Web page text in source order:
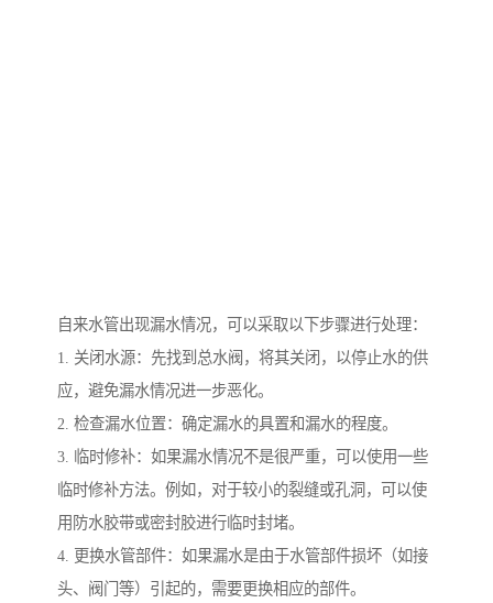
自来水管出现漏水情况，可以采取以下步骤进行处理：
1. 关闭水源：先找到总水阀，将其关闭，以停止水的供
应，避免漏水情况进一步恶化。
2. 检查漏水位置：确定漏水的具置和漏水的程度。
3. 临时修补：如果漏水情况不是很严重，可以使用一些
临时修补方法。例如，对于较小的裂缝或孔洞，可以使
用防水胶带或密封胶进行临时封堵。
4. 更换水管部件：如果漏水是由于水管部件损坏（如接
头、阀门等）引起的，需要更换相应的部件。